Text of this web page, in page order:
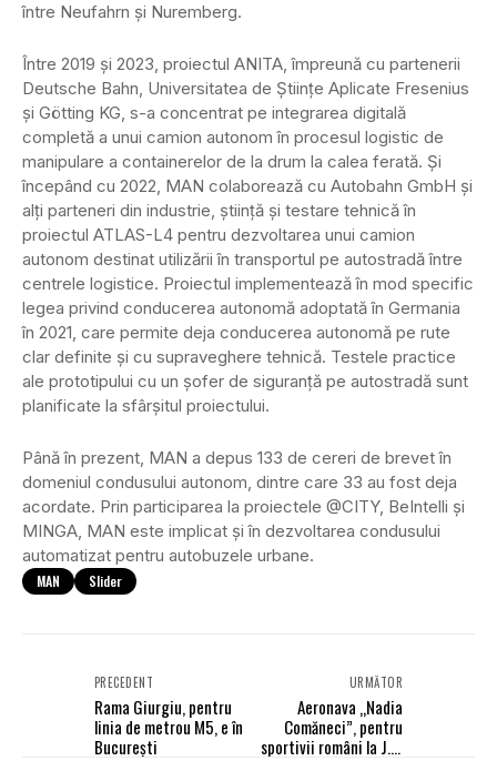
între Neufahrn și Nuremberg.
Între 2019 și 2023, proiectul ANITA, împreună cu partenerii
Deutsche Bahn, Universitatea de Științe Aplicate Fresenius
și Götting KG, s-a concentrat pe integrarea digitală
completă a unui camion autonom în procesul logistic de
manipulare a containerelor de la drum la calea ferată. Și
începând cu 2022, MAN colaborează cu Autobahn GmbH și
alți parteneri din industrie, știință și testare tehnică în
proiectul ATLAS-L4 pentru dezvoltarea unui camion
autonom destinat utilizării în transportul pe autostradă între
centrele logistice. Proiectul implementează în mod specific
legea privind conducerea autonomă adoptată în Germania
în 2021, care permite deja conducerea autonomă pe rute
clar definite și cu supraveghere tehnică. Testele practice
ale prototipului cu un șofer de siguranță pe autostradă sunt
planificate la sfârșitul proiectului.
Până în prezent, MAN a depus 133 de cereri de brevet în
domeniul condusului autonom, dintre care 33 au fost deja
acordate. Prin participarea la proiectele @CITY, BeIntelli și
MINGA, MAN este implicat și în dezvoltarea condusului
automatizat pentru autobuzele urbane.
MAN Slider
PRECEDENT
Rama Giurgiu, pentru
linia de metrou M5, e în
București
URMĂTOR
Aeronava „Nadia
Comăneci”, pentru
sportivii români la J.O.